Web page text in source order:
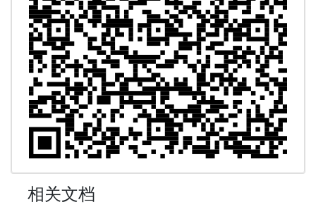
相关文档